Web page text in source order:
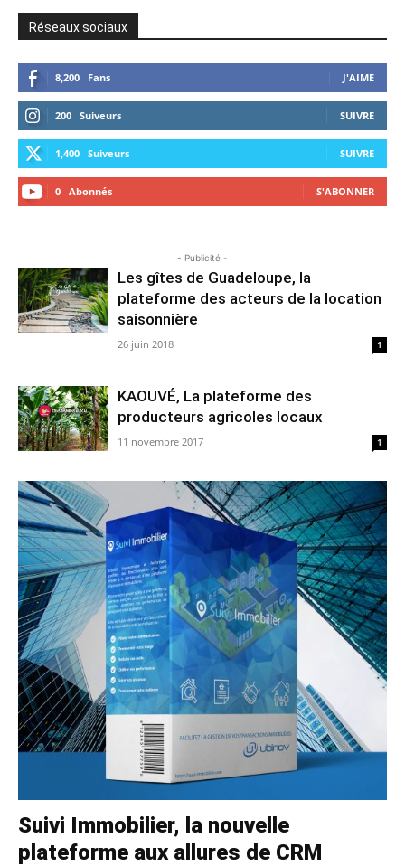
Réseaux sociaux
8,200 Fans J'AIME
200 Suiveurs SUIVRE
1,400 Suiveurs SUIVRE
0 Abonnés S'ABONNER
- Publicité -
Les gîtes de Guadeloupe, la
plateforme des acteurs de la location
saisonnière
26 juin 2018 1
KAOUVÉ, La plateforme des
producteurs agricoles locaux
11 novembre 2017 1
Suivi Immobilier, la nouvelle
plateforme aux allures de CRM